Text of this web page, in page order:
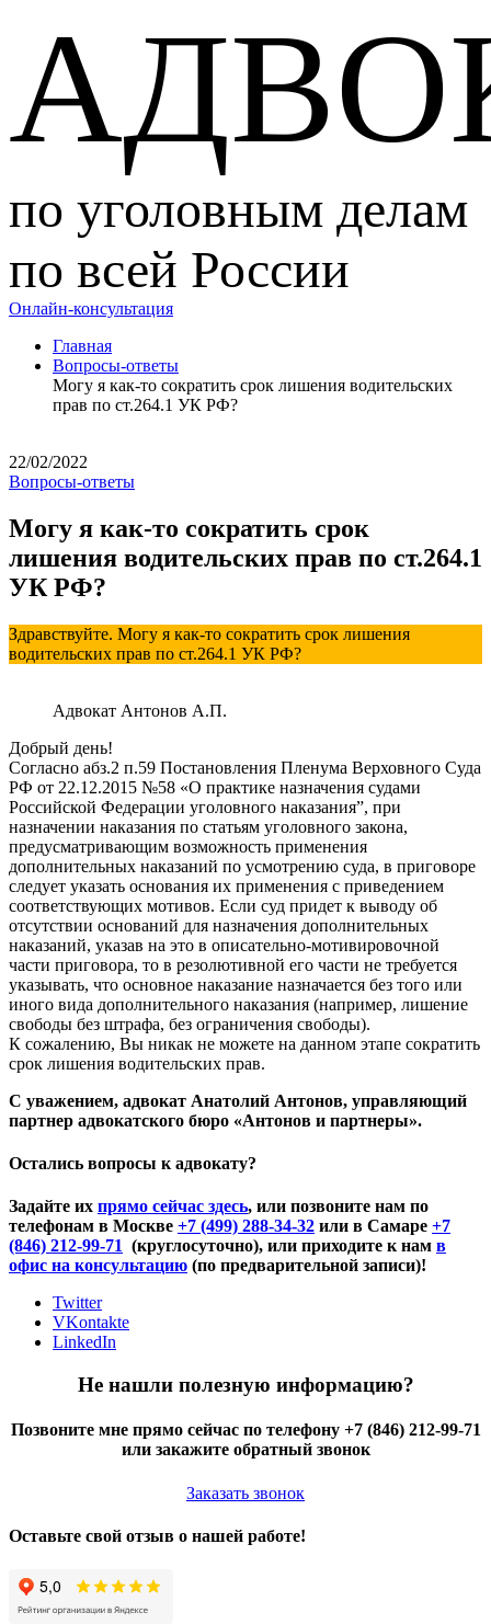
по уголовным делам
по всей России
Онлайн-консультация
Главная
Вопросы-ответы
Могу я как-то сократить срок лишения водительских
прав по ст.264.1 УК РФ?
22/02/2022
Вопросы-ответы
Могу я как-то сократить срок
лишения водительских прав по ст.264.1
УК РФ?
Здравствуйте. Могу я как-то сократить срок лишения
водительских прав по ст.264.1 УК РФ?
Адвокат Антонов А.П.
Добрый день!
Согласно абз.2 п.59 Постановления Пленума Верховного Суда
РФ от 22.12.2015 №58 «О практике назначения судами
Российской Федерации уголовного наказания”, при
назначении наказания по статьям уголовного закона,
предусматривающим возможность применения
дополнительных наказаний по усмотрению суда, в приговоре
следует указать основания их применения с приведением
соответствующих мотивов. Если суд придет к выводу об
отсутствии оснований для назначения дополнительных
наказаний, указав на это в описательно-мотивировочной
части приговора, то в резолютивной его части не требуется
указывать, что основное наказание назначается без того или
иного вида дополнительного наказания (например, лишение
свободы без штрафа, без ограничения свободы).
К сожалению, Вы никак не можете на данном этапе сократить
срок лишения водительских прав.
С уважением, адвокат Анатолий Антонов, управляющий
партнер адвокатского бюро «Антонов и партнеры».
Остались вопросы к адвокату?
Задайте их прямо сейчас здесь, или позвоните нам по
телефонам в Москве +7 (499) 288-34-32 или в Самаре +7
(846) 212-99-71 (круглосуточно), или приходите к нам в
офис на консультацию (по предварительной записи)!
Twitter
VKontakte
LinkedIn
Не нашли полезную информацию?
Позвоните мне прямо сейчас по телефону +7 (846) 212-99-71
или закажите обратный звонок
Заказать звонок
Оставьте свой отзыв о нашей работе!